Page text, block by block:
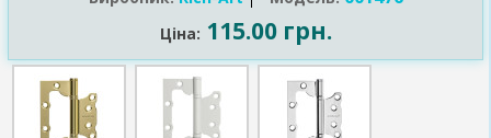
Ціна: 115.00 грн.